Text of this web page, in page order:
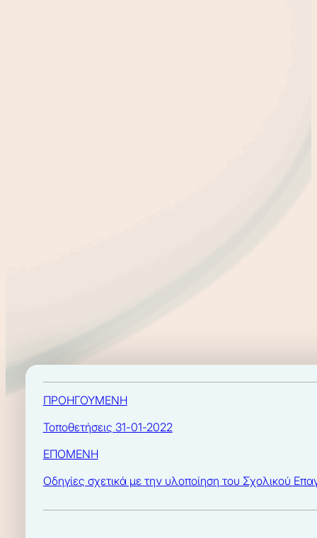
ΠΡΟΗΓΟΥΜΕΝΗ
Τοποθετήσεις 31-01-2022
ΕΠΟΜΕΝΗ
Οδηγίες σχετικά με την υλοποίηση του Σχολικού